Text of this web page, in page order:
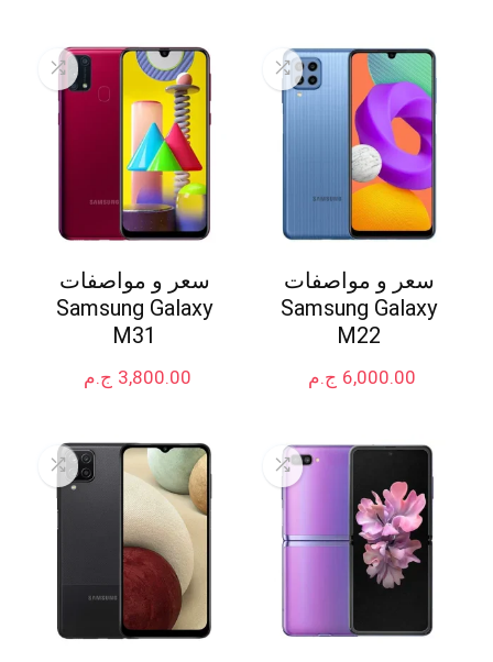
سعر و مواصفات
Samsung Galaxy
M22
ج.م 6,000.00
سعر و مواصفات
Samsung Galaxy
M31
ج.م 3,800.00